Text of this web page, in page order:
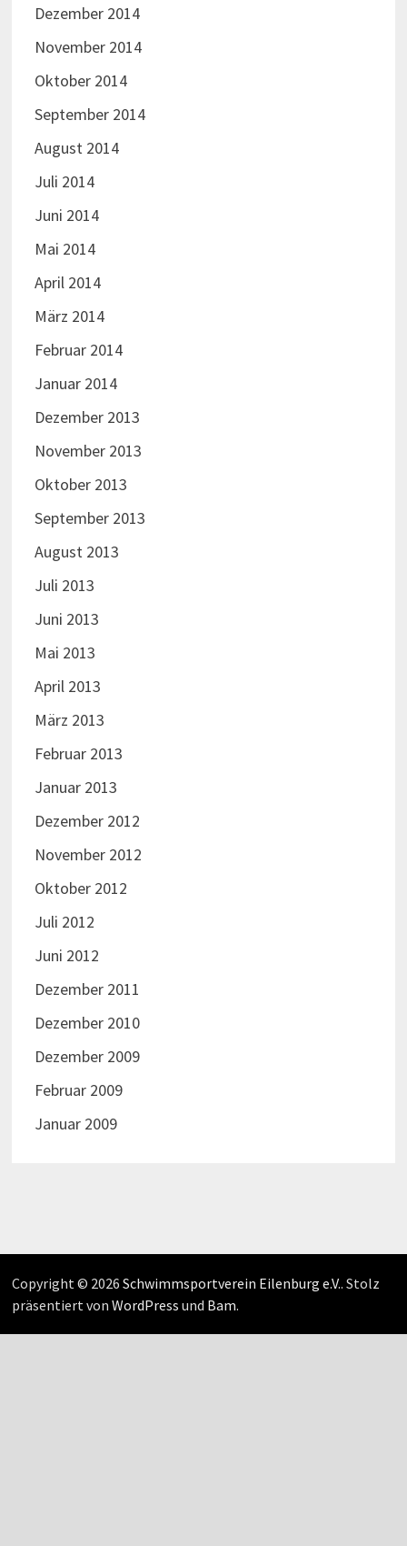
Dezember 2014
November 2014
Oktober 2014
September 2014
August 2014
Juli 2014
Juni 2014
Mai 2014
April 2014
März 2014
Februar 2014
Januar 2014
Dezember 2013
November 2013
Oktober 2013
September 2013
August 2013
Juli 2013
Juni 2013
Mai 2013
April 2013
März 2013
Februar 2013
Januar 2013
Dezember 2012
November 2012
Oktober 2012
Juli 2012
Juni 2012
Dezember 2011
Dezember 2010
Dezember 2009
Februar 2009
Januar 2009
Copyright © 2026 Schwimmsportverein Eilenburg e.V.. Stolz
präsentiert von WordPress und Bam.